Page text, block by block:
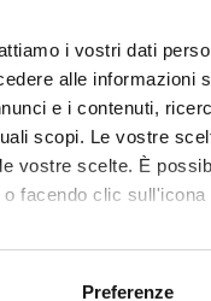
i vostri dati
alle informazioni
e i contenuti,
scopi. Le vostre
vostre scelte. È
facendo clic
anche:
sulla tua posizione
Preferenze
engineering:
artefact driven and
Inconsistency,
and
inspection and
revision, variant,
types and
laboratory and